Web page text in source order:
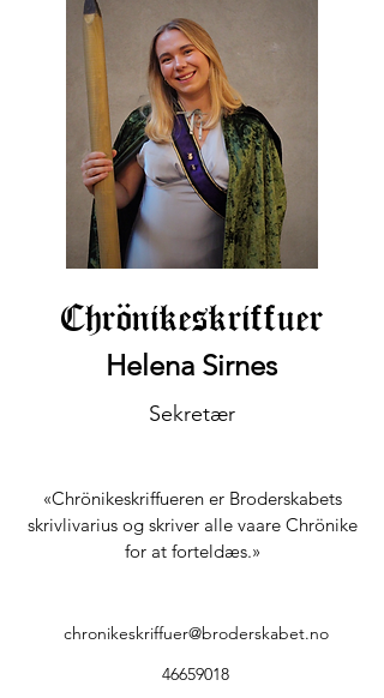
Chrönikeskriffuer
Helena Sirnes
Sekretær
«Chrönikeskriffueren er Broderskabets
skrivlivarius og skriver alle vaare Chrönike
for at forteldæs.»
chronikeskriffuer@broderskabet.no
46659018